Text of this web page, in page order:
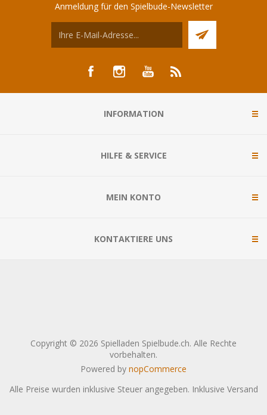
Anmeldung für den Spielbude-Newsletter
INFORMATION
HILFE & SERVICE
MEIN KONTO
KONTAKTIERE UNS
Copyright © 2026 Spielladen Spielbude.ch. Alle Rechte
vorbehalten.
Powered by nopCommerce
Alle Preise wurden inklusive Steuer angegeben. Inklusive Versand